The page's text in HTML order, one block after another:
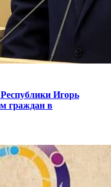
Игорь
граждан в